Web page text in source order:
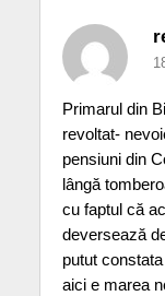
Primarul din
revoltat-
pensiuni din
lângă
cu faptul că
deversează
putut
aici e marea